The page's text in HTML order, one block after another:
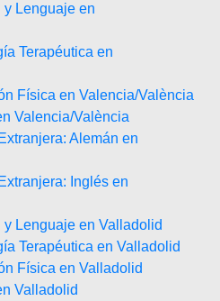
y Lenguaje en
Terapéutica en
Física en Valencia/València
Valencia/València
Alemán en
Inglés en
Lenguaje en Valladolid
Terapéutica en Valladolid
Física en Valladolid
Valladolid